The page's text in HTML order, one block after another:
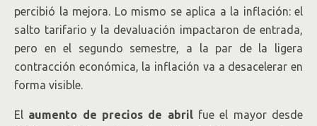
percibió la mejora. Lo mismo se aplica a la inflación: el
salto tarifario y la devaluación impactaron de entrada,
pero en el segundo semestre, a la par de la ligera
contracción económica, la inflación va a desacelerar en
forma visible.
El aumento de precios de abrilfue el mayor desde